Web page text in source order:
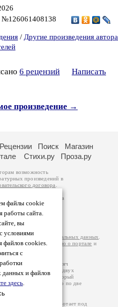
№126061408138
/ Другие произведения автора
6 рецензий
Написать
произведение →
файлы cookie
работы сайта.
вы
условиями
файлов cookies.
с
данных и файлов
здесь.
Рецензии Поиск
Магазин
Стихи.ру Проза.ру
возможность
произведений в
договора
принадлежат авторам
произведений возможна
вы можете
Ответственность за
на
обработки персональных данных
подробнуюинформацию о портале и
– порядка 200 тысяч
просматривают более двух
посещаемости, который
В каждой графе указано по две
посетителей.
2000-2026. Портал работает под